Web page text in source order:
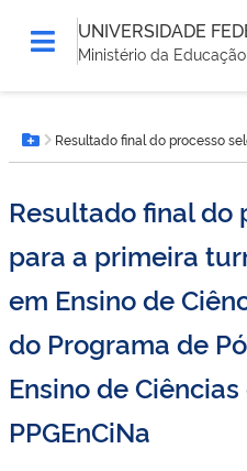
UNIVERSIDADE
Ministério da Educação
está
aqui:Botão Menu
Resultado final do processo
Resultado final do
para a primeira
em Ensino de
do Programa de
Ensino de
PPGEnCiNa